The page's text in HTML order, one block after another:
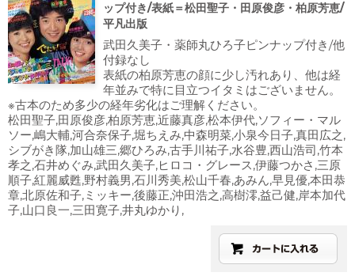
ップ付き/表紙＝松田聖子・田原俊彦・柏原芳恵/
平凡出版
武田久美子・薬師丸ひろ子ピンナップ付き/他
付録なし
表紙の柏原芳恵の顔に少し汚れあり、他は経
年並みで特に目立つイタミはございません。
※古本のため多少の経年劣化はご理解ください。
松田聖子,田原俊彦,柏原芳恵,近藤真彦,松本伊代,ソフィー・マル
ソー,嶋大輔,河合奈保子,堀ちえみ,中森明菜,小泉今日子,真田広之,
シブがき隊,加山雄三,郷ひろみ,古手川祐子,水谷豊,西山浩司,竹本
孝之,石井めぐみ,武田久美子,ヒロコ・グレース,伊藤つかさ,三原
順子,紅麗威甦,野村義男,石川秀美,松山千春,あみん,早見優,本田恭
章,北原佐和子,ミッキー,後藤正,沖田浩之,高樹澪,益己健,岸本加代
子,山口良一,三田寛子,井丸ゆかり,